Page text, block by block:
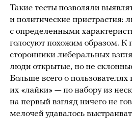
Такие тесты позволяли
и политические пристрастия:
с определенными
голосуют похожим образом. К
сторонники либеральных
люди открытые, но не
Больше всего о пользователях
их «лайки» — по набору из
на первый взгляд ничего не
мелочей удавалось